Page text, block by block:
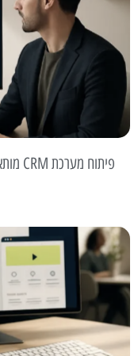
פיתוח מערכת CRM מותאמת אישית או מערכת מדף? מדריך (2026)